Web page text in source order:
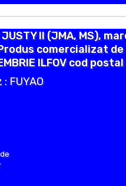
II (JMA, MS),
comercializat
ILFOV cod
FUYAO